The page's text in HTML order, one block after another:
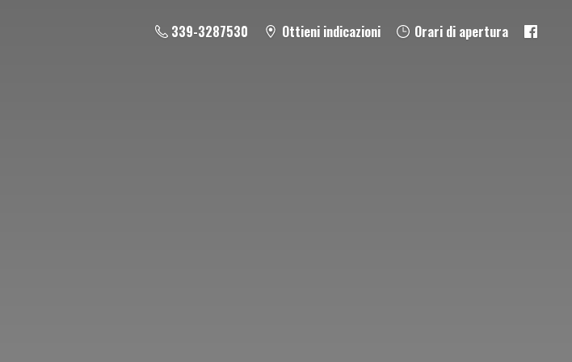
339-3287530 Ottieni indicazioni Orari di apertura